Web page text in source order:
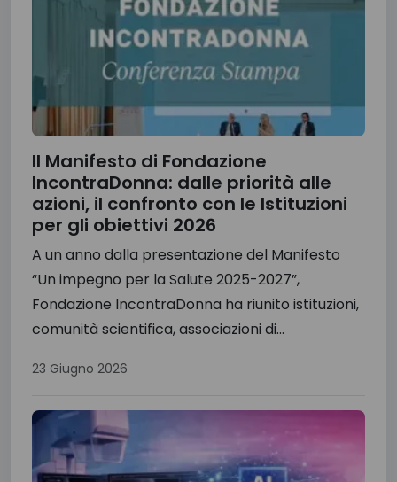
Il Manifesto di Fondazione
IncontraDonna: dalle priorità alle
azioni, il confronto con le Istituzioni
per gli obiettivi 2026
A un anno dalla presentazione del Manifesto
“Un impegno per la Salute 2025-2027”,
Fondazione IncontraDonna ha riunito istituzioni,
comunità scientifica, associazioni di...
23 Giugno 2026